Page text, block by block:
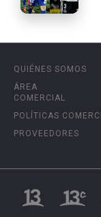
QUIÉNES SOMOS
ÁREA
COMERCIAL
POLÍTICAS
PROVEEDORES